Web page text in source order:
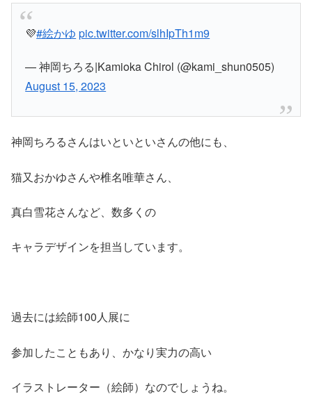
💜#絵かゆ pic.twitter.com/slhIpTh1m9
— 神岡ちろる|Kamioka Chirol (@kami_shun0505)
August 15, 2023
神岡ちろるさんはいといといさんの他にも、
猫又おかゆさんや椎名唯華さん、
真白雪花さんなど、数多くの
キャラデザインを担当しています。
過去には絵師100人展に
参加したこともあり、かなり実力の高い
イラストレーター（絵師）なのでしょうね。